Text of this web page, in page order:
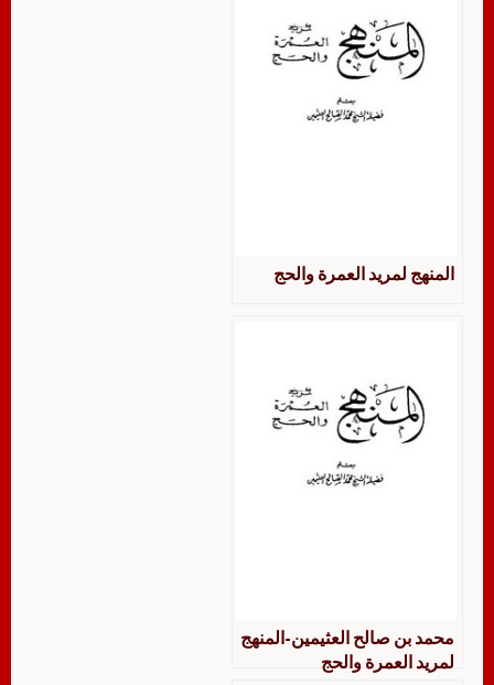
المنهج لمريد العمرة والحج
محمد بن صالح العثيمين-المنهج
لمريد العمرة والحج